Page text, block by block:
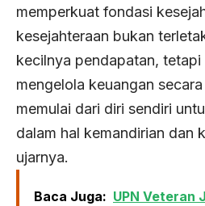
memperkuat fondasi
kesejahteraan bukan
kecilnya pendapatan,
mengelola keuangan
memulai dari diri sendiri
dalam hal kemandirian dan
ujarnya.
Baca Juga: UPN Veteran